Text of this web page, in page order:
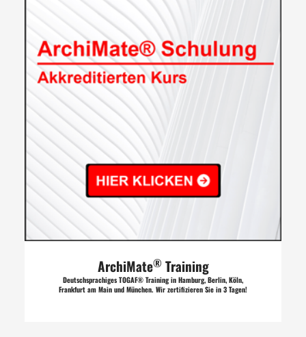
ArchiMate® Training
Deutschsprachiges TOGAF® Training in Hamburg, Berlin, Köln,
Frankfurt am Main und München. Wir zertifizieren Sie in 3 Tagen!